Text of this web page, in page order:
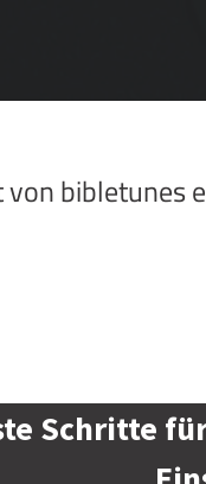
von bibletunes
Schritte